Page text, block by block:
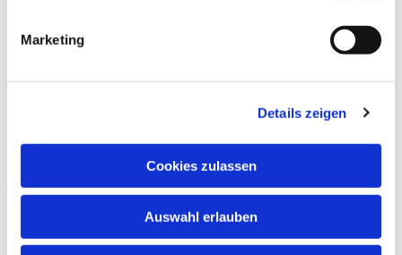
Marketing
Details zeigen
Cookies zulassen
Auswahl erlauben
Pfarrei Hl. Johannes XXIII.
Glaube
Geistlicher Raum